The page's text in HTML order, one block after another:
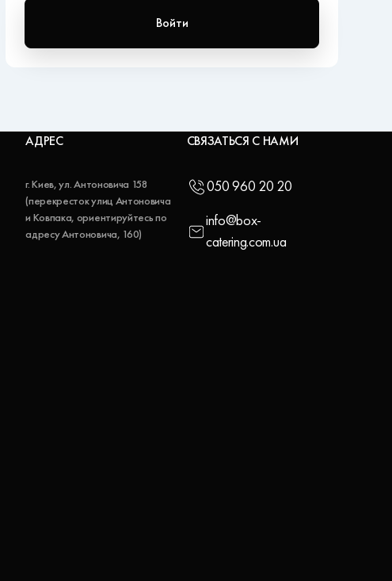
Войти
АДРЕС
г. Киев, ул. Антоновича 158
(перекресток улиц Антоновича
и Ковпака, ориентируйтесь по
адресу Антоновича, 160)
СВЯЗАТЬСЯ С НАМИ
050 960 20 20
info@box-
catering.com.ua